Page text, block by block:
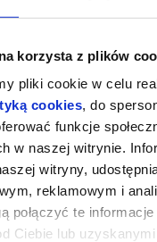
korzysta z plików
pliki cookie w celu
cookies, do
funkcje
w naszej witrynie.
witryny,
reklamowym i
połączyć te
Ciebie lub